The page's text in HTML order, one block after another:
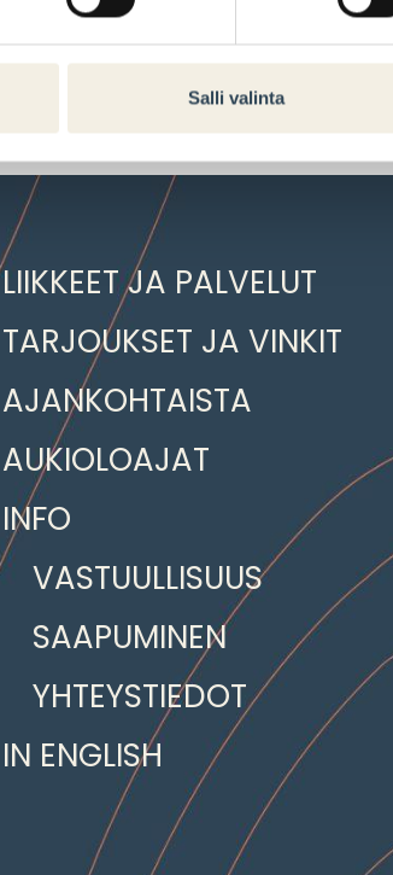
Salli valinta
Tarjouksen
LIIKKEET JA PALVELUT
TARJOUKSET JA VINKIT
AJANKOHTAISTA
AUKIOLOAJAT
INFO
VASTUULLISUUS
SAAPUMINEN
YHTEYSTIEDOT
IN ENGLISH